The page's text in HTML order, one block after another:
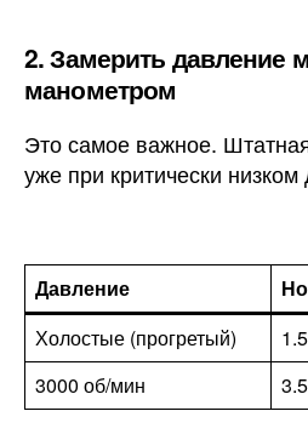
2. Замерить давление
манометром
Это самое важное.
уже при критически
Давление
Холостые (прогретый)
3000 об/мин